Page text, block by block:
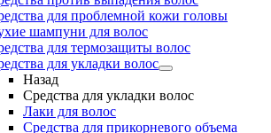
для проблемной кожи головы
шампуни для волос
для термозащиты волос
для укладки волос
Назад
Средства для укладки волос
Лаки для волос
Средства для прикорневого объема